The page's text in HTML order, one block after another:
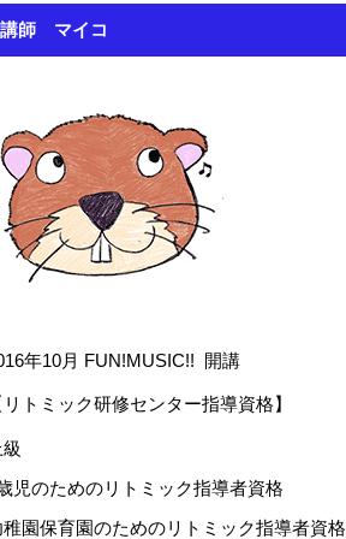
講師 マイコ
年10月 FUN!MUSIC!! 開講
トミック研修センター指導資格】
児のためのリトミック指導者資格
稚園保育園のためのリトミック指導者資格